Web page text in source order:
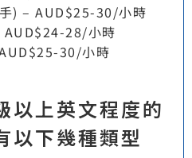
) – AUD$25-30/小時
28/小時
30/小時
以上英文程度的
以下幾種類型